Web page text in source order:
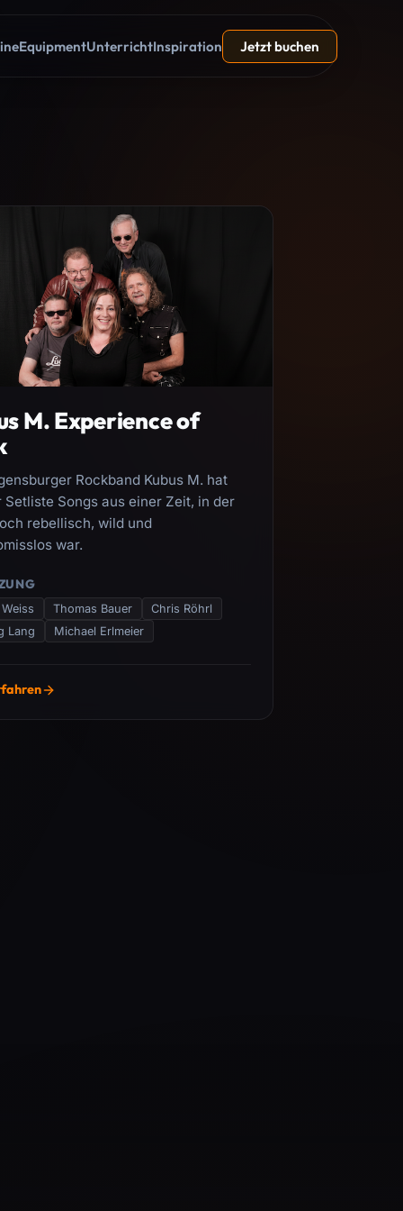
EquipmentUnterrichtInspiration Jetzt buchen
M. Experience of
Rockband Kubus M. hat
Setliste Songs aus einer Zeit, in der
rebellisch, wild und
war.
Thomas Bauer
Chris Röhrl
Lang
Michael Erlmeier